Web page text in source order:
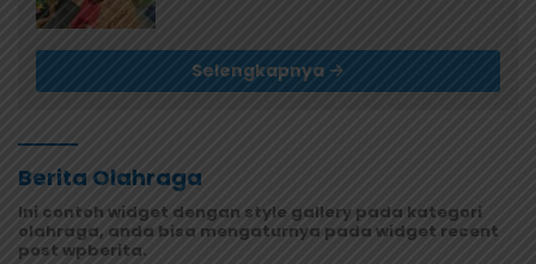
Selengkapnya
Berita Olahraga
Ini contoh widget dengan style gallery pada kategori
olahraga, anda bisa mengaturnya pada widget recent
post wpberita.